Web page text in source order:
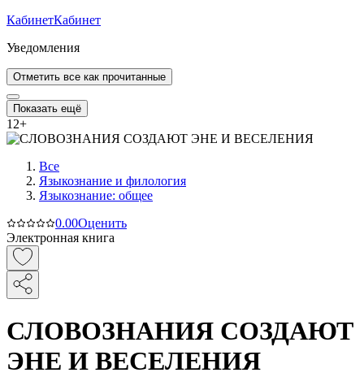
КабинетКабинет
Уведомления
Отметить все как прочитанные
Показать ещё
12+
Все
Языкознание и филология
Языкознание: общее
0.00Оценить
Электронная книга
СЛОВОЗНАНИЯ СОЗДАЮТ
ЭНЕ И ВЕСЕЛЕНИЯ